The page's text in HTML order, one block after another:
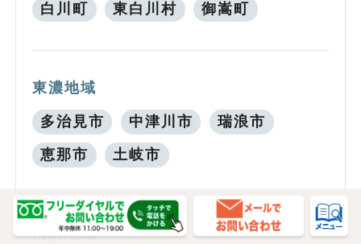
白川町 東白川村 御嵩町
東濃地域
多治見市 中津川市 瑞浪市
恵那市 土岐市
飛騨地域